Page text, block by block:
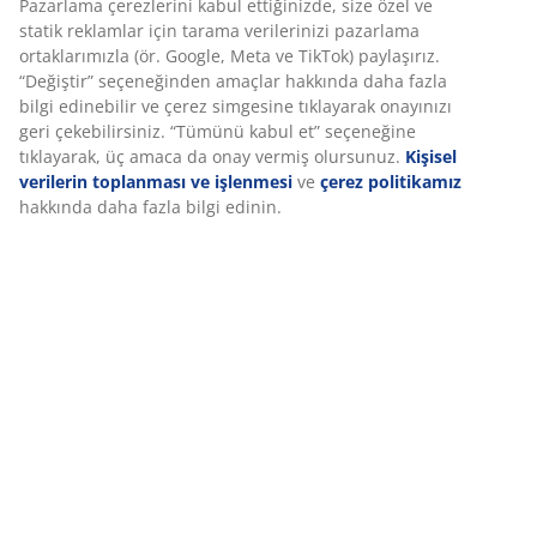
Y12 cm
SKU: 4912897
Özellikler
Pazarlama çerezlerini kabul ettiğinizde, size özel ve
statik reklamlar için tarama verilerinizi pazarlama
ortaklarımızla (ör. Google, Meta ve TikTok) paylaşırız.
“Değiştir” seçeneğinden amaçlar hakkında daha fazla
bilgi edinebilir ve çerez simgesine tıklayarak onayınızı
geri çekebilirsiniz. “Tümünü kabul et” seçeneğine
tıklayarak, üç amaca da onay vermiş olursunuz. Kişisel
verilerin toplanması ve işlenmesi ve çerez politikamız
hakkında daha fazla bilgi edinin.